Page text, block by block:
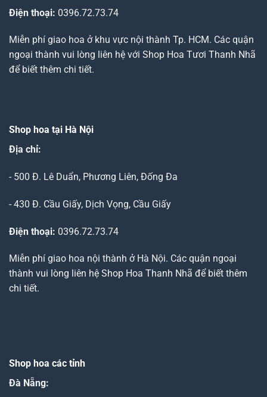
Điện thoại: 0396.72.73.74
Miễn phí giao hoa ở khu vực nội thành Tp. HCM. Các quận
ngoại thành vui lòng liên hệ với Shop Hoa Tươi Thanh Nhã
để biết thêm chi tiết.
Shop hoa tại Hà Nội
Địa chỉ:
- 500 Đ. Lê Duẩn, Phương Liên, Đống Đa
- 430 Đ. Cầu Giấy, Dịch Vọng, Cầu Giấy
Điện thoại: 0396.72.73.74
Miễn phí giao hoa nội thành ở Hà Nội. Các quận ngoại
thành vui lòng liên hệ Shop Hoa Thanh Nhã để biết thêm
chi tiết.
Shop hoa các tỉnh
Đà Nẵng: